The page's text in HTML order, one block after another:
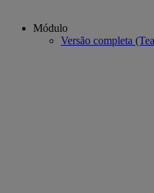
Módulo
Versão completa